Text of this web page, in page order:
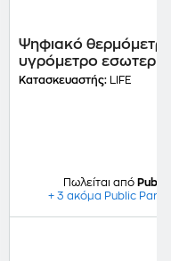
Ψηφιακό
υγρόμετρο
χώρου Life Simple -
Κατασκευαστής: LIFE
Πωλείται από Public
+ 3 ακόμα Public